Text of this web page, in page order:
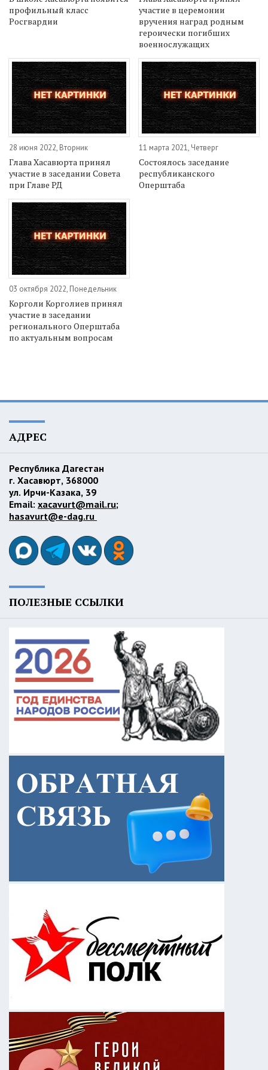
профильный класс
Росгвардии
участие в церемонии
вручения наград родным
героически погибших
военнослужащих
28 июня 2022, Вторник
Глава Хасавюрта принял
участие в заседании Совета
при Главе РД
11 марта 2021, Четверг
Состоялось заседание
республиканского
Оперштаба
03 октября 2022, Понедельник
Корголи Корголиев принял
участие в заседании
регионального Оперштаба
по актуальным вопросам
АДРЕС
Республика Дагестан
г. Хасавюрт, 368000
ул. Ирчи-Казака, 39
Email: xacavurt@mail.ru;
hasavurt@e-dag.ru
ПОЛЕЗНЫЕ ССЫЛКИ